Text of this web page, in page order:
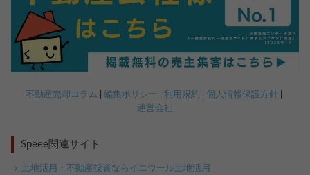
不動産売却コラム 編集ポリシー 利用規約
個人情報保護方針
運営会社
Speee関連サイト
土地活用・不動産投資ならイエウール土地活用